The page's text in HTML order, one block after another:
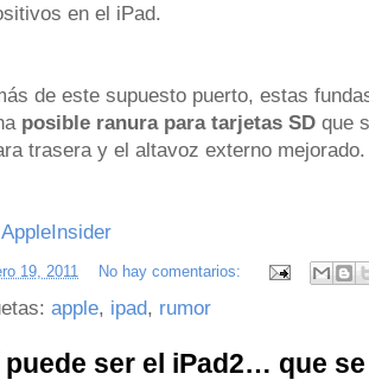
en el iPad.
de este supuesto puerto, estas
posible ranura para tarjetas SD que
trasera y el altavoz externo mejorado.
AppleInsider
19, 2011 No hay comentarios:
apple, ipad, rumor
ser el iPad2… que